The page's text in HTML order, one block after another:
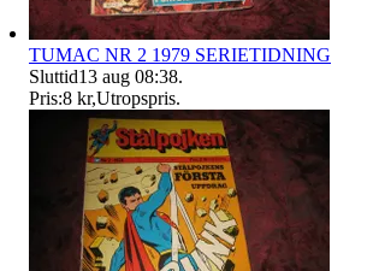
TUMAC NR 2 1979 SERIETIDNING
Sluttid13 aug 08:38.
Pris:8 kr,Utropspris.